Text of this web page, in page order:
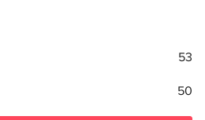
53
50